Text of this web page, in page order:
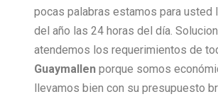
pocas palabras estamos para usted
del año las 24 horas del día.
atendemos los requerimientos de
Guaymallen porque somos
llevamos bien con su presupuesto